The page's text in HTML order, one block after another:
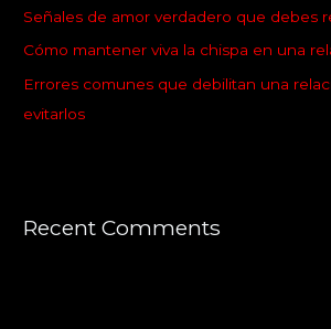
r
:
Señales de amor verdadero que debes
Cómo mantener viva la chispa en una
Errores comunes que debilitan una
evitarlos
Recent Comments